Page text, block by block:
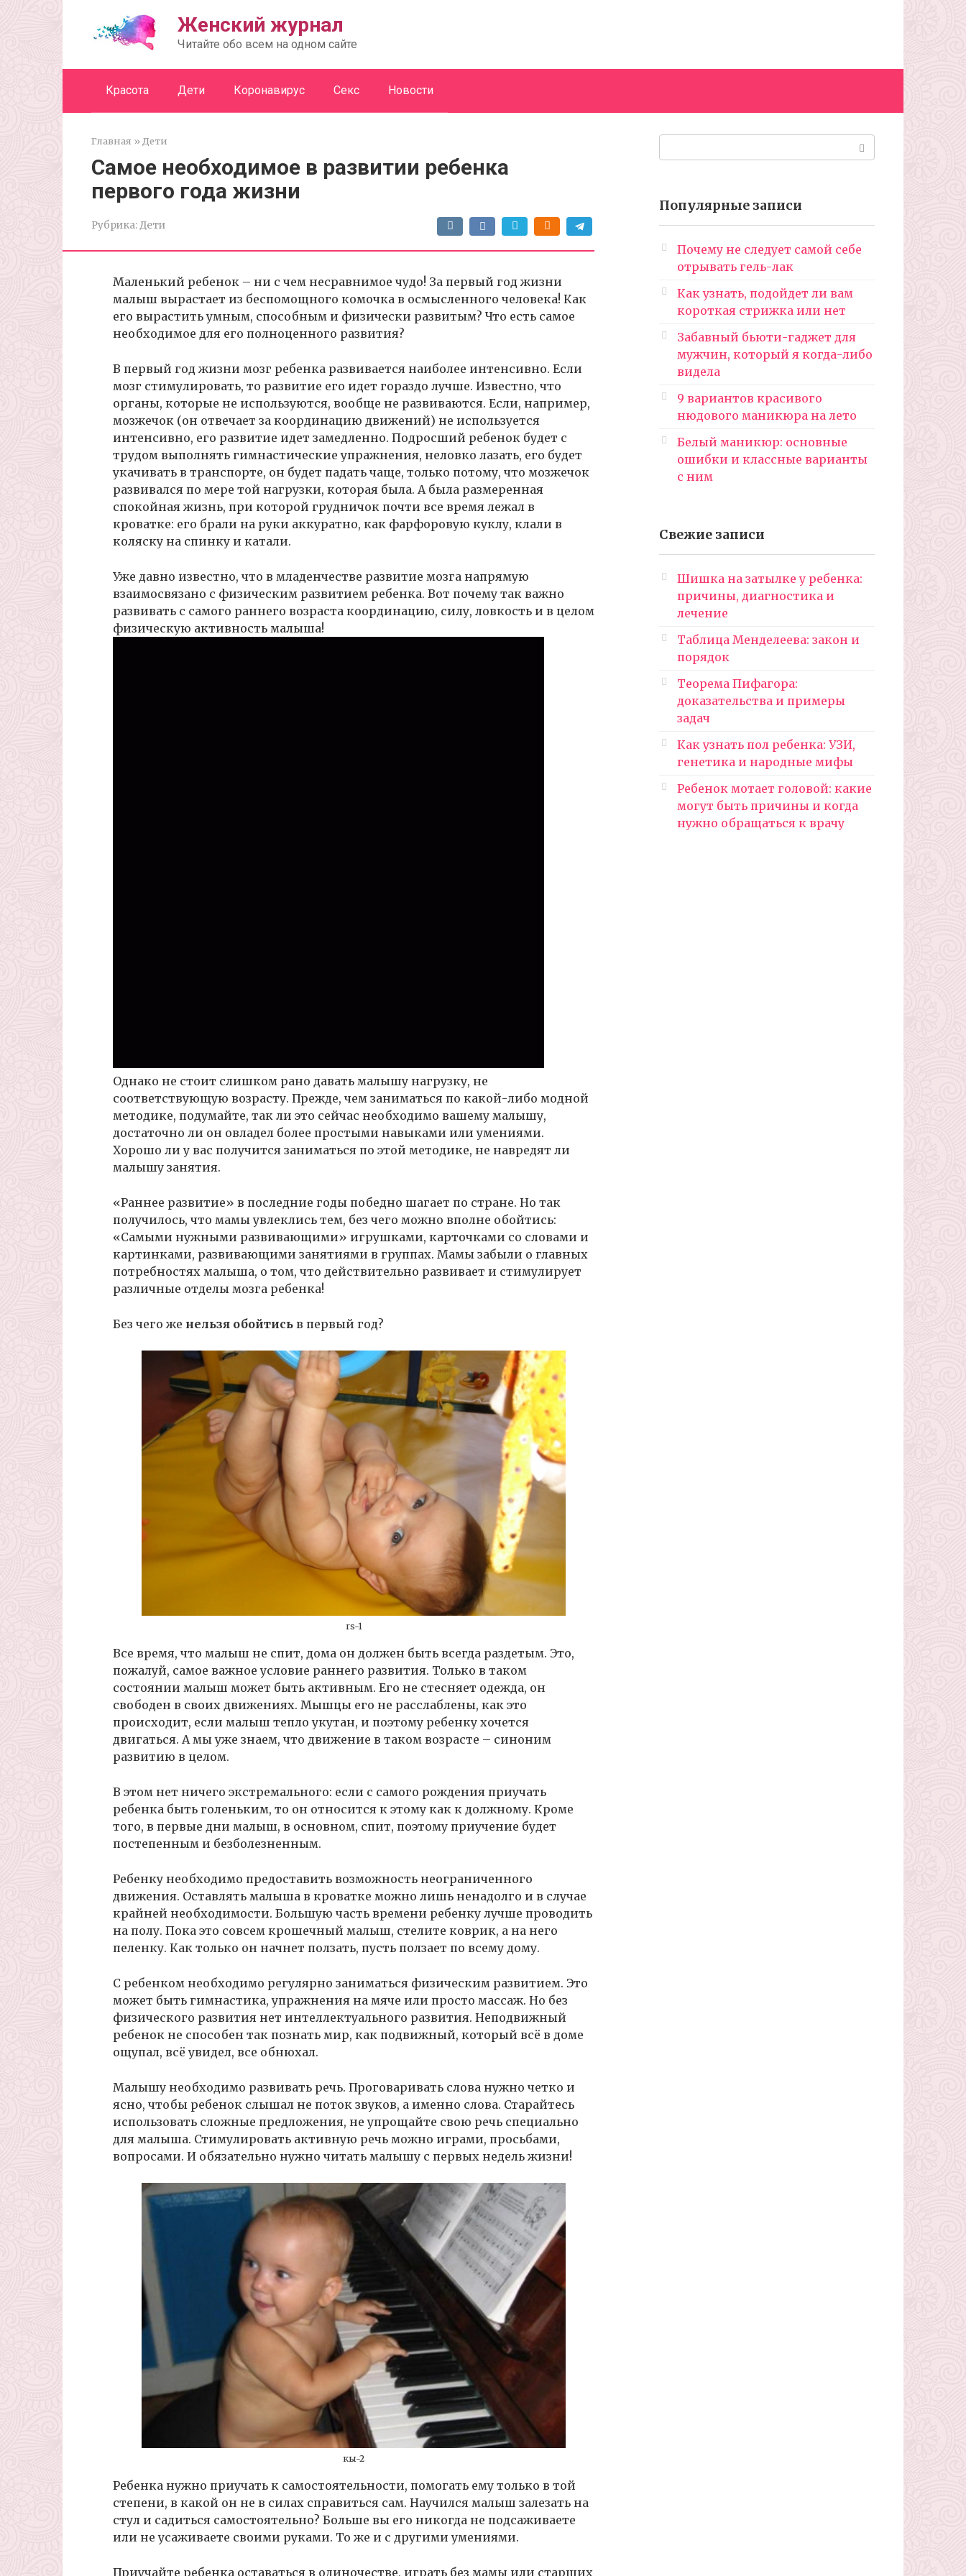
Женский журнал
Читайте обо всем на одном сайте
Красота Дети Коронавирус Секс Новости
Главная » Дети
Самое необходимое в развитии ребенка
первого года жизни
Рубрика:Дети
Маленький ребенок – ни с чем несравнимое чудо! За первый год жизни
малыш вырастает из беспомощного комочка в осмысленного человека! Как
его вырастить умным, способным и физически развитым? Что есть самое
необходимое для его полноценного развития?
В первый год жизни мозг ребенка развивается наиболее интенсивно. Если
мозг стимулировать, то развитие его идет гораздо лучше. Известно, что
органы, которые не используются, вообще не развиваются. Если, например,
мозжечок (он отвечает за координацию движений) не используется
интенсивно, его развитие идет замедленно. Подросший ребенок будет с
трудом выполнять гимнастические упражнения, неловко лазать, его будет
укачивать в транспорте, он будет падать чаще, только потому, что мозжечок
развивался по мере той нагрузки, которая была. А была размеренная
спокойная жизнь, при которой грудничок почти все время лежал в
кроватке: его брали на руки аккуратно, как фарфоровую куклу, клали в
коляску на спинку и катали.
Уже давно известно, что в младенчестве развитие мозга напрямую
взаимосвязано с физическим развитием ребенка. Вот почему так важно
развивать с самого раннего возраста координацию, силу, ловкость и в целом
физическую активность малыша!
Однако не стоит слишком рано давать малышу нагрузку, не
соответствующую возрасту. Прежде, чем заниматься по какой-либо модной
методике, подумайте, так ли это сейчас необходимо вашему малышу,
достаточно ли он овладел более простыми навыками или умениями.
Хорошо ли у вас получится заниматься по этой методике, не навредят ли
малышу занятия.
«Раннее развитие» в последние годы победно шагает по стране. Но так
получилось, что мамы увлеклись тем, без чего можно вполне обойтись:
«Самыми нужными развивающими» игрушками, карточками со словами и
картинками, развивающими занятиями в группах. Мамы забыли о главных
потребностях малыша, о том, что действительно развивает и стимулирует
различные отделы мозга ребенка!
Без чего же нельзя обойтись в первый год?
rs-1
Все время, что малыш не спит, дома он должен быть всегда раздетым. Это,
пожалуй, самое важное условие раннего развития. Только в таком
состоянии малыш может быть активным. Его не стесняет одежда, он
свободен в своих движениях. Мышцы его не расслаблены, как это
происходит, если малыш тепло укутан, и поэтому ребенку хочется
двигаться. А мы уже знаем, что движение в таком возрасте – синоним
развитию в целом.
В этом нет ничего экстремального: если с самого рождения приучать
ребенка быть голеньким, то он относится к этому как к должному. Кроме
того, в первые дни малыш, в основном, спит, поэтому приучение будет
постепенным и безболезненным.
Ребенку необходимо предоставить возможность неограниченного
движения. Оставлять малыша в кроватке можно лишь ненадолго и в случае
крайней необходимости. Большую часть времени ребенку лучше проводить
на полу. Пока это совсем крошечный малыш, стелите коврик, а на него
пеленку. Как только он начнет ползать, пусть ползает по всему дому.
С ребенком необходимо регулярно заниматься физическим развитием. Это
может быть гимнастика, упражнения на мяче или просто массаж. Но без
физического развития нет интеллектуального развития. Неподвижный
ребенок не способен так познать мир, как подвижный, который всё в доме
ощупал, всё увидел, все обнюхал.
Малышу необходимо развивать речь. Проговаривать слова нужно четко и
ясно, чтобы ребенок слышал не поток звуков, а именно слова. Старайтесь
использовать сложные предложения, не упрощайте свою речь специально
для малыша. Стимулировать активную речь можно играми, просьбами,
вопросами. И обязательно нужно читать малышу с первых недель жизни!
кы-2
Ребенка нужно приучать к самостоятельности, помогать ему только в той
степени, в какой он не в силах справиться сам. Научился малыш залезать на
стул и садиться самостоятельно? Больше вы его никогда не подсаживаете
или не усаживаете своими руками. То же и с другими умениями.
Приучайте ребенка оставаться в одиночестве, играть без мамы или старших
Популярные записи
Почему не следует самой себе
отрывать гель-лак
Как узнать, подойдет ли вам
короткая стрижка или нет
Забавный бьюти-гаджет для
мужчин, который я когда-либо
видела
9 вариантов красивого
нюдового маникюра на лето
Белый маникюр: основные
ошибки и классные варианты
с ним
Свежие записи
Шишка на затылке у ребенка:
причины, диагностика и
лечение
Таблица Менделеева: закон и
порядок
Теорема Пифагора:
доказательства и примеры
задач
Как узнать пол ребенка: УЗИ,
генетика и народные мифы
Ребенок мотает головой: какие
могут быть причины и когда
нужно обращаться к врачу